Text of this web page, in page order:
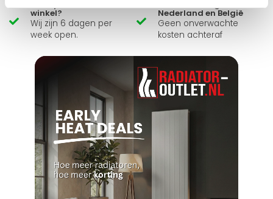
winkel?
Wij zijn 6 dagen per
week open.
Nederland en België
Geen onverwachte
kosten achteraf